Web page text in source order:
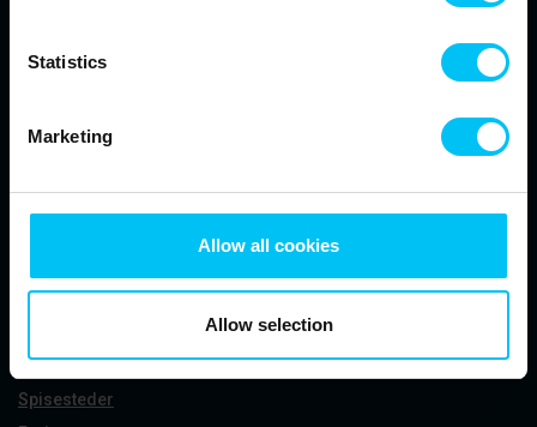
Statistics
Marketing
Allow all cookies
Allow selection
Frederikshavn
Inspiration
Aktiviteter
Spisesteder